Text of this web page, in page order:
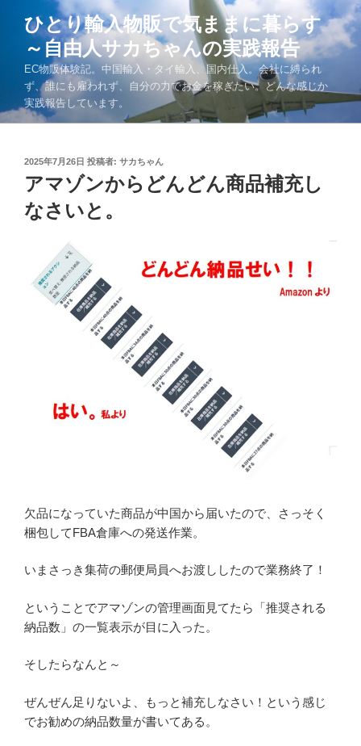
ス
ひとり輸入物販で気ままに暮らす
～自由人サカちゃんの実践報告
EC物販体験記。中国輸入・タイ輸入、国内仕入。会社に縛られ
ず、誰にも雇われず、自分の力でお金を稼ぎたい。どんな感じか
実践報告しています。
投
稿
日:
2025年7月26日 投稿者: サカちゃん
アマゾンからどんどん商品補充し
なさいと。
欠品になっていた商品が中国から届いたので、さっそく
梱包してFBA倉庫への発送作業。
いまさっき集荷の郵便局員へお渡ししたので業務終了！
ということでアマゾンの管理画面見てたら「推奨される
納品数」の一覧表示が目に入った。
そしたらなんと～
ぜんぜん足りないよ、もっと補充しなさい！という感じ
でお勧めの納品数量が書いてある。